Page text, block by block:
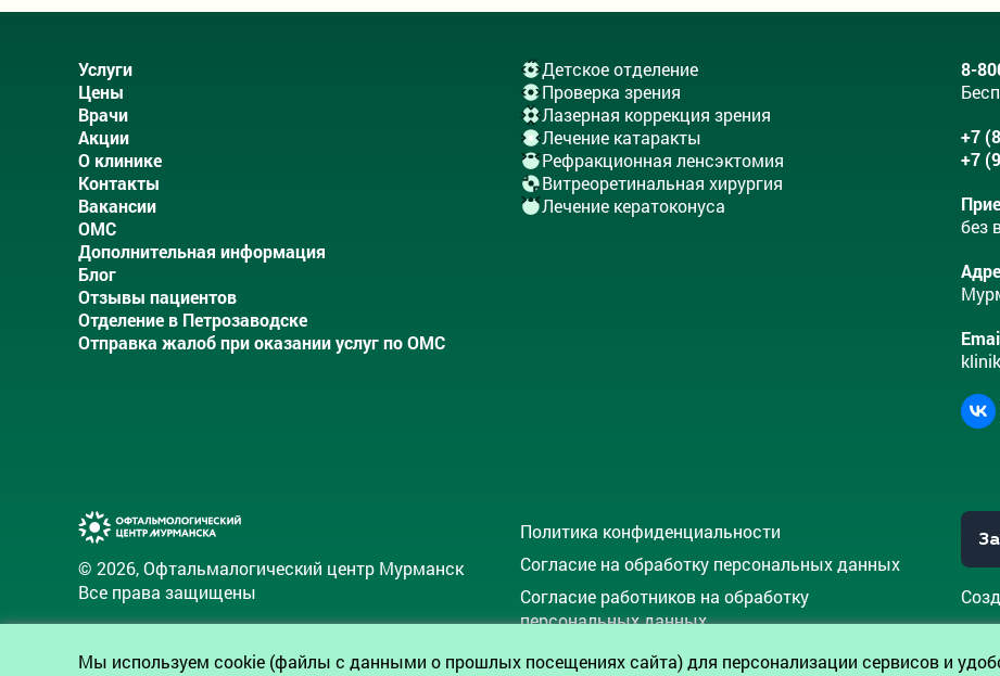
Услуги
Цены
Врачи
Акции
О клинике
Контакты
Вакансии
ОМС
Дополнительная информация
Блог
Отзывы пациентов
Отделение в Петрозаводске
Отправка жалоб при оказании услуг по ОМС
Детское отделение
Проверка зрения
Лазерная коррекция зрения
Лечение катаракты
Рефракционная ленсэктомия
Витреоретинальная хирургия
Лечение кератоконуса
8-
+7
+7
без
© 2026, Офтальмалогический центр Мурманск
Все права защищены
Л041-01163-51/00560882
Политика конфиденциальности
Согласие на обработку персональных данных
Согласие работников на обработку
персональных данных
Мы используем cookie (файлы с данными о прошлых посещениях сайта) для персонализации сервисов и